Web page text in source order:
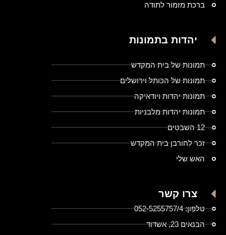
ברכת מזמור לתודה
יהדות בתמונות
תמונות של בית המקדש
תמונות של הכותל וירושלים
תמונות יהדות ויודאיקה
תמונות יהדות מלבניות
12 השבטים
זכר לחורבן בית המקדש
האש שלי
צרו קשר
טלפון: 052-5255757/4
הבנאים 23, אשדוד